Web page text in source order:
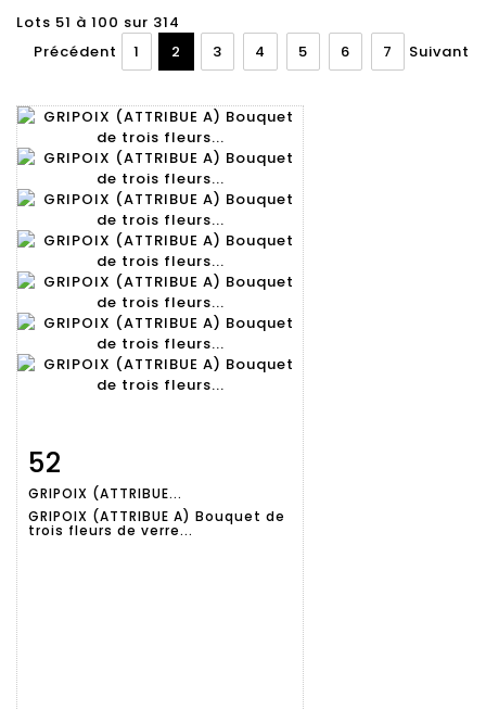
Lots 51 à 100 sur 314
Précédent
1 2 3 4 5 6 7 Suivant
détaillée
52
GRIPOIX (ATTRIBUE...
GRIPOIX (ATTRIBUE A) Bouquet de
trois fleurs de verre...